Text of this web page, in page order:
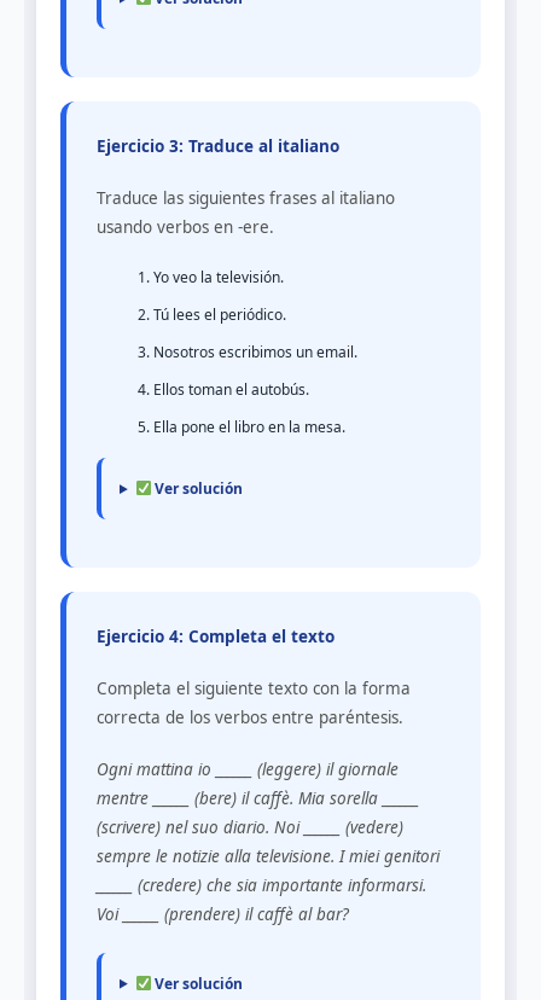
Ejercicio 3: Traduce al italiano
Traduce las siguientes frases al italiano
usando verbos en -ere.
Yo veo la televisión.
Tú lees el periódico.
Nosotros escribimos un email.
Ellos toman el autobús.
Ella pone el libro en la mesa.
Ver solución
Ejercicio 4: Completa el texto
Completa el siguiente texto con la forma
correcta de los verbos entre paréntesis.
Ogni mattina io ______ (leggere) il giornale
mentre ______ (bere) il caffè. Mia sorella ______
(scrivere) nel suo diario. Noi ______ (vedere)
sempre le notizie alla televisione. I miei genitori
______ (credere) che sia importante informarsi.
Voi ______ (prendere) il caffè al bar?
Ver solución